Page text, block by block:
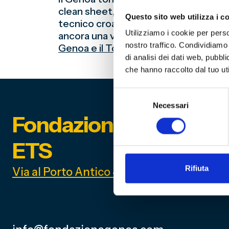
Questo sito web utilizza i
Utilizziamo i cookie per
nostro traffico.
di analisi dei dati web,
che hanno raccolto dal tuo
Necessari
Rifiuta
clean sheet, ma senza arrivare alla
tecnico croato, ma l’undici rossoblù
ancora una volta, alla ricerca del gol
Genoa e il Torino e le sue
Fondazione Genoa 1893
ETS
Via al Porto Antico 4 | 16128 Genova